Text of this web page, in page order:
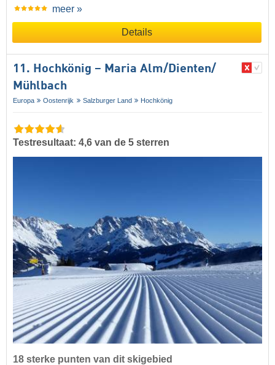
meer »
Details
11. Hochkönig – Maria Alm/​Dienten/​
Mühlbach
Europa Oostenrijk Salzburger Land Hochkönig
Testresultaat: 4,6 van de 5 sterren
18 sterke punten van dit skigebied